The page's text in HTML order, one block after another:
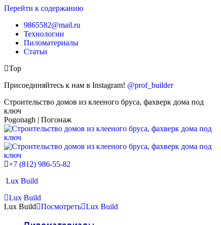
Перейти к содержанию
9865582@mail.ru
Технологии
Пиломатериалы
Статьи
Top
Присоединяйтесь к нам в Instagram! @prof_builder
Строительство домов из клееного бруса, фахверк дома под
ключ
Pogonagh | Погонаж
+7 (812) 986-55-82
Lux Build
Lux Build
Lux Build
Посмотреть Lux Build